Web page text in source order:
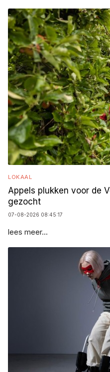
LOKAAL
Appels plukken voor de
gezocht
07-08-2026 08:45:17
lees meer...